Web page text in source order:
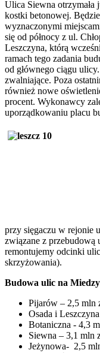
Ulica Siewna otrzymała
kostki betonowej.
wyznaczonymi
się od północy z ul.
Leszczyna, którą
ramach tego zadania
od głównego ciągu
zwalniające. Poza
również nowe
procent. Wykonawcy
uporządkowaniu placu
przy sięgaczu w rejonie
związane z
remontujemy odcinki
skrzyżowania).
Budowa ulic na
Pijarów – 2,5 mln
Osada i
Botaniczna - 4,3
Siewna – 3,1 mln
Jeżynowa- 2,5